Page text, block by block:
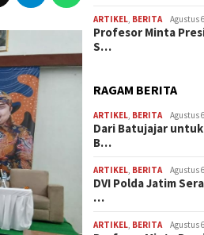
ARTIKEL, BERITA Agustus
Profesor Minta
S…
RAGAM BERITA
ARTIKEL, BERITA Agustus
Dari Batujajar
B…
ARTIKEL, BERITA Agustus
DVI Polda Jatim
…
ARTIKEL, BERITA Agustus